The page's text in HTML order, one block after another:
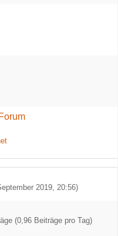
2019, 20:56)
(0,96 Beiträge pro Tag)